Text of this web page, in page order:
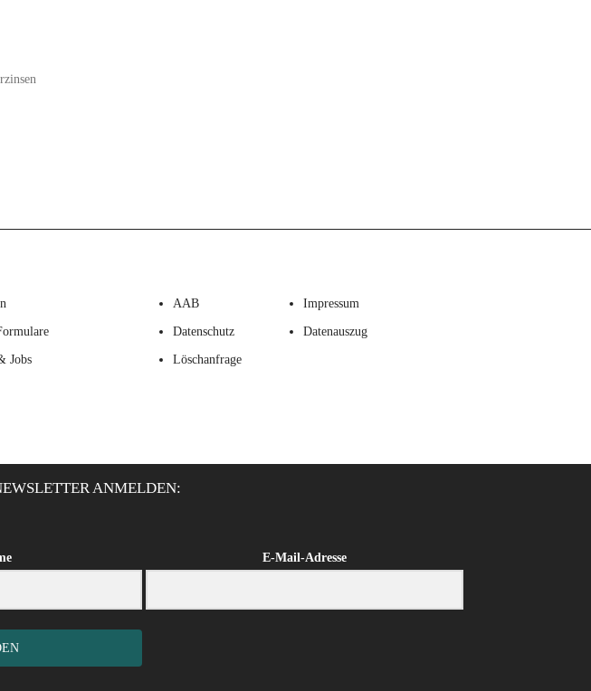
Jobs
AAB Impressum
Datenschutz Datenauszug
Löschanfrage
ANMELDEN:
E-Mail-Adresse